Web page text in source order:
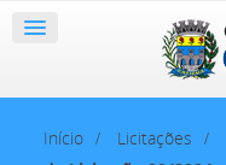
Início Licitações